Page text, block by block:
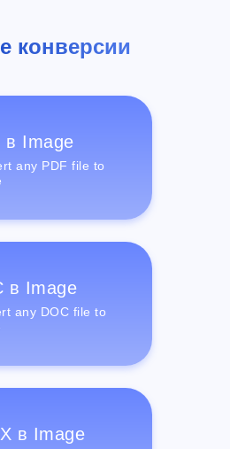
конверсии
в Image
any PDF file to
в Image
any DOC file to
в Image